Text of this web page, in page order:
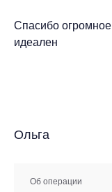
Спасибо огромное
идеален
Ольга
Об операции